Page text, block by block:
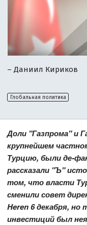
– Даниил Кириков
Глобальная политика
Доли "Газпрома" и
крупнейшем
Турцию, были де-
рассказали "Ъ"
том, что власти
сменили совет
Heren 6 декабря, но
инвестиций был